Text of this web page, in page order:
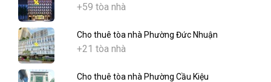
+59 tòa nhà
Cho thuê tòa nhà Phường Đức Nhuận
+21 tòa nhà
Cho thuê tòa nhà Phường Cầu Kiệu